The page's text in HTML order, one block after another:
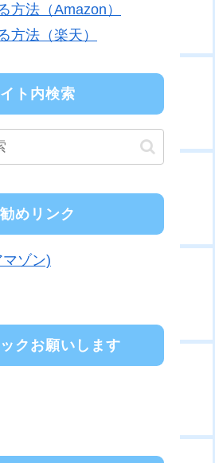
方法（Amazon）
方法（楽天）
ト内検索
めリンク
ゾン)
クお願いします